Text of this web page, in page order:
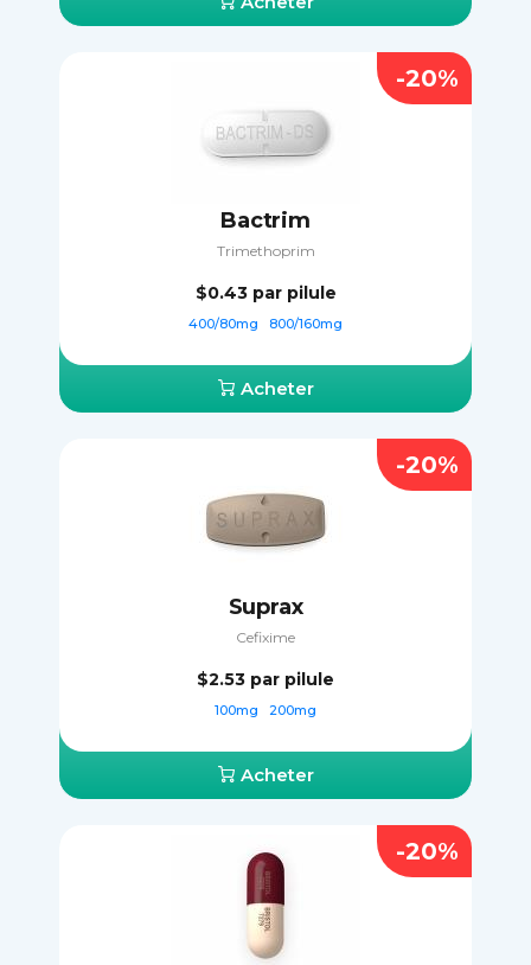
Bactrim
Trimethoprim
$0.43 par pilule
400/80mg 800/160mg
Acheter
-20%
Suprax
Cefixime
$2.53 par pilule
100mg 200mg
Acheter
-20%
-20%